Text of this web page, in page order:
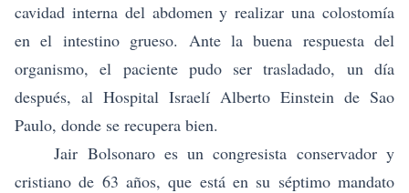
cavidad interna del abdomen y realizar una colostomía
en el intestino grueso. Ante la buena respuesta del
organismo, el paciente pudo ser trasladado, un día
después, al Hospital Israelí Alberto Einstein de Sao
Paulo, donde se recupera bien.
Jair Bolsonaro es un congresista conservador y
cristiano de 63 años, que está en su séptimo mandato